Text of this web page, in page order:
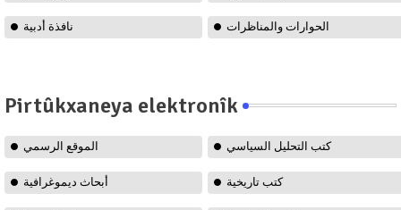
نافذة أدبية الحوارات والمناظرات
Pirtûkxaneya elektronîk
الموقع الرسمي كتب التحليل السياسي
أبحاث ديموغرافية كتب تاريخية